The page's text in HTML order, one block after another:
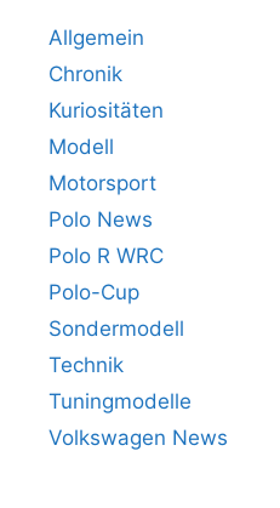
Allgemein
Chronik
Kuriositäten
Modell
Motorsport
Polo News
Polo R WRC
Polo-Cup
Sondermodell
Technik
Tuningmodelle
Volkswagen News